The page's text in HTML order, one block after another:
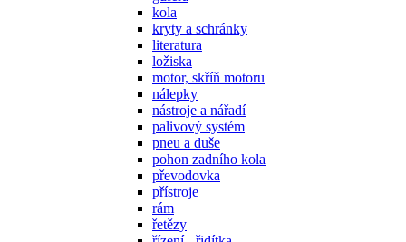
kola
kryty a schránky
literatura
ložiska
motor, skříň motoru
nálepky
nástroje a nářadí
palivový systém
pneu a duše
pohon zadního kola
převodovka
přístroje
rám
řetězy